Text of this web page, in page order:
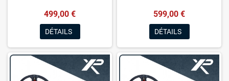
499,00 €
DÉTAILS
599,00 €
DÉTAILS